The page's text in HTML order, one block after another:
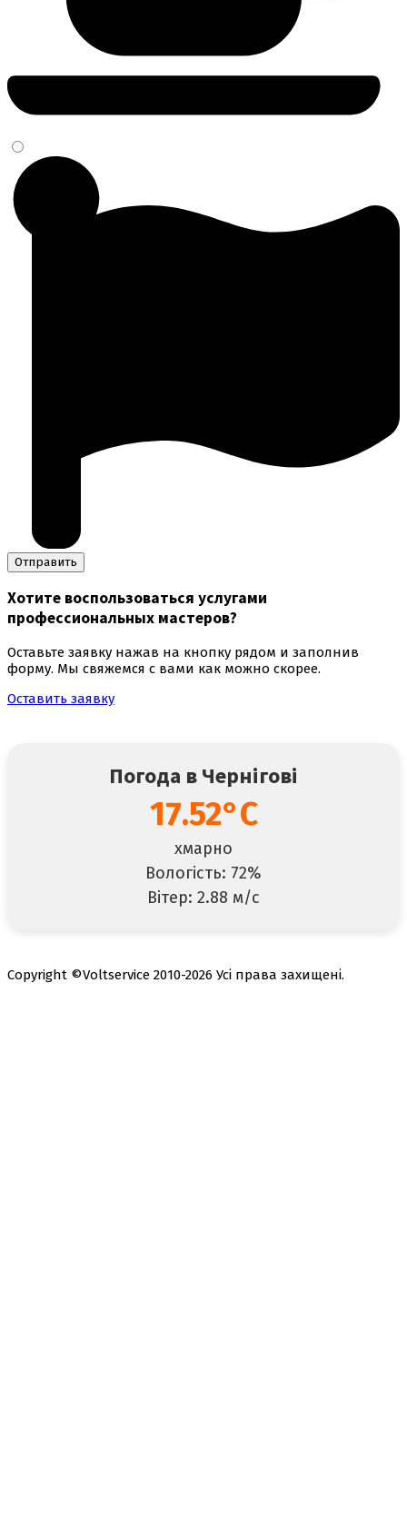
Хотите воспользоваться услугами
профессиональных мастеров?
Оставьте заявку нажав на кнопку рядом и заполнив
форму. Мы свяжемся с вами как можно скорее.
Оставить заявку
Погода в Чернігові
17.52°C
хмарно
Вологість: 72%
Вітер: 2.88 м/с
Copyright ©Voltservice 2010-2026 Усі права захищені.